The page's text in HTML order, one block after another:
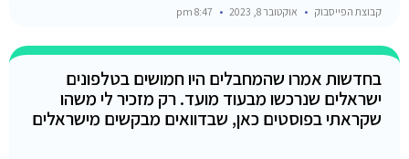
קבוצת הפייסבוק אוקטובר 8, 2023
בחדשות אמרו שהמחבלים היו חמושים בטלפונים
ישראלים שנרכשו מבעוד מועד. רק מזכיר לי משהו
שקראתי בפוסטים כאן, שבדוואים מבקשים מישראלים